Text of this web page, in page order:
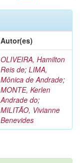
Autor(es)
OLIVEIRA, Hamilton
Reis de; LIMA,
Mônica de Andrade;
MONTE, Kerlen
Andrade do;
MILITÃO, Vivianne
Benevides